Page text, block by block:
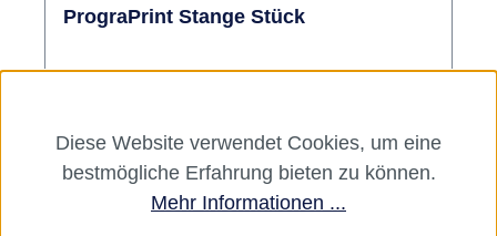
PrograPrint Stange Stück
Variante:Stück
Zubehör für PrograPrint PR5. Inhalt Stange
Diese Website verwendet Cookies, um eine
bestmögliche Erfahrung bieten zu können.
Mehr Informationen ...